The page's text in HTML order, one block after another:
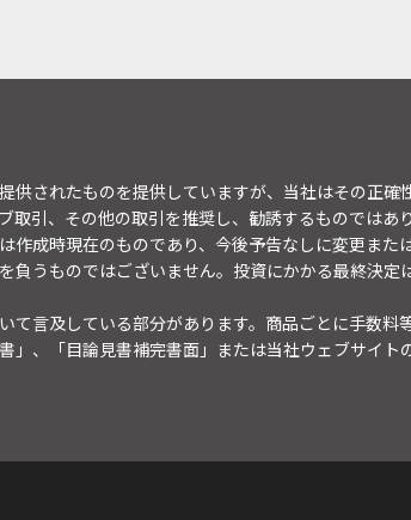
されたものを提供していますが、当社はその正
引、その他の取引を推奨し、勧誘するものではあ
成時現在のものであり、今後予告なしに変更また
負うものではございません。投資にかかる最終決
言及している部分があります。商品ごとに手数料
」、「目論見書補完書面」または当社ウェブサイト